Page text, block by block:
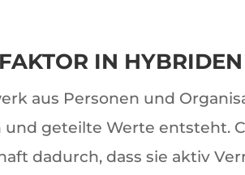
IN
aus Personen und
und geteilte Werte entsteht.
dadurch, dass sie aktiv